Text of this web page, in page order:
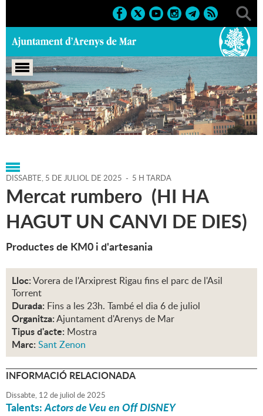
Portada > Agenda > 05-07-
2025 > Marcs > Culturals > 2025 > Sant Zenon
DISSABTE, 5 DE JULIOL DE 2025 - 5 H TARDA
Mercat rumbero (HI HA
HAGUT UN CANVI DE DIES)
Productes de KM0 i d'artesania
Lloc:Vorera de l'Arxiprest Rigau fins el parc de l'Asil
Torrent
Durada: Fins a les 23h. També el dia 6 de juliol
Organitza:Ajuntament d'Arenys de Mar
Tipus d'acte: Mostra
Marc: Sant Zenon
INFORMACIÓ RELACIONADA
Dissabte, 12 de juliol de2025
Talents:Actors de Veu en Off DISNEY